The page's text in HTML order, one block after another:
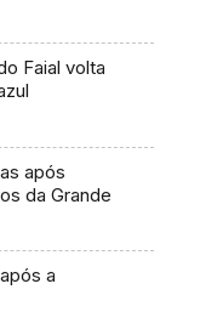
Faial volta
após
da Grande
a